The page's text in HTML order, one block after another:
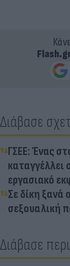
Διάβασε
ΓΣΕΕ: Ένας
καταγγέλλει
εργασιακό
Σε δίκη ξανά
σεξουαλική
Διάβασε